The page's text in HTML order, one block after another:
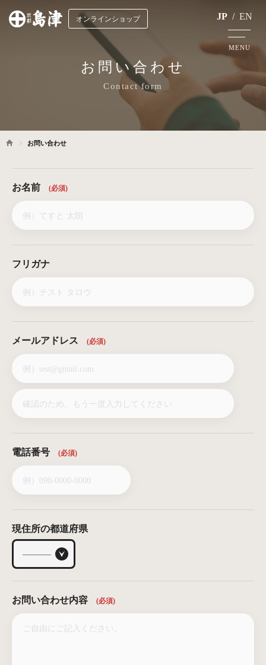
オンラインショップ JP / EN
MENU
お問い合わせ
Contact form
お問い合わせ
お名前 (必須)
フリガナ
メールアドレス (必須)
電話番号 (必須)
現住所の都道府県
お問い合わせ内容 (必須)